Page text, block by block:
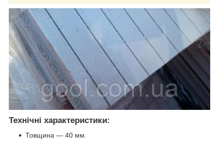
Технічні характеристики:
Товщина — 40 мм.